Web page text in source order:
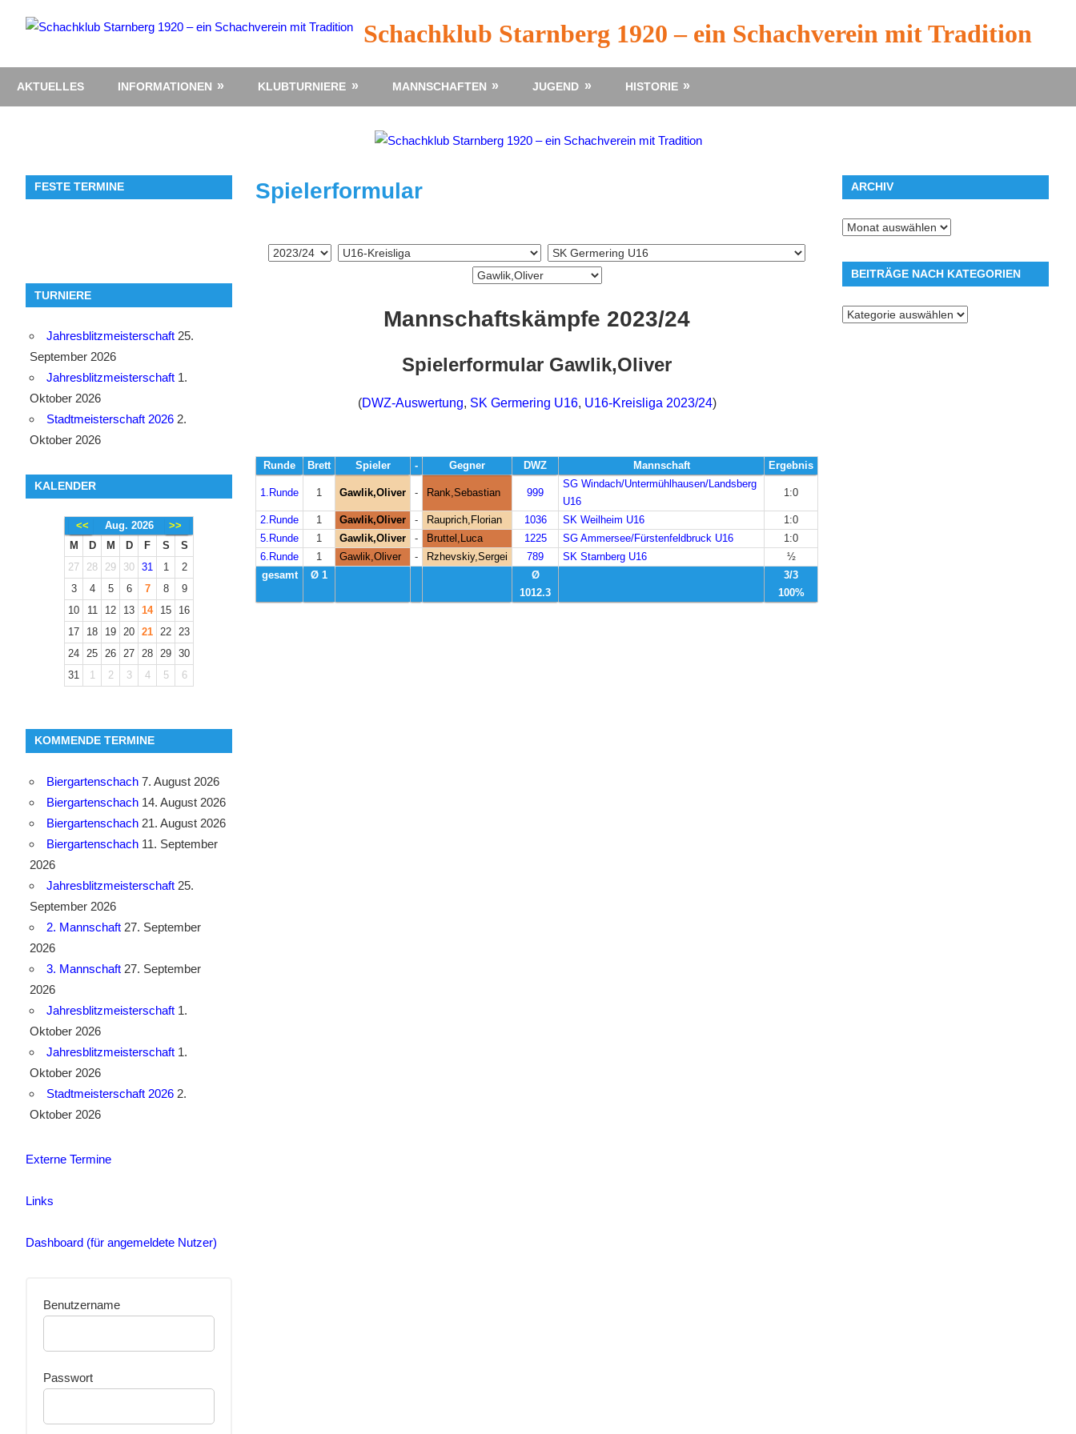
Inhalt
Schachklub Starnberg 1920 – ein Schachverein mit Tradition
AKTUELLES INFORMATIONEN KLUBTURNIERE MANNSCHAFTEN JUGEND HISTORIE
Spielerformular
Mannschaftskämpfe 2023/24
Spielerformular Gawlik,Oliver
(DWZ-Auswertung, SK Germering U16, U16-Kreisliga 2023/24)
Runde Brett Spieler - Gegner DWZ Mannschaft Ergebnis
1.Runde 1 Gawlik,Oliver - Rank,Sebastian 999
SG Windach/Untermühlhausen/Landsberg
U16
1:0
2.Runde 1 Gawlik,Oliver - Rauprich,Florian 1036 SK Weilheim U16
1:0
5.Runde
1 Gawlik,Oliver - Bruttel,Luca 1225 SG Ammersee/Fürstenfeldbruck U16
1:0
6.Runde
1 Gawlik,Oliver - Rzhevskiy,Sergei 789 SK Starnberg U16
½
gesamt
Ø 1
Ø
1012.3
3/3
100%
FESTE TERMINE
TURNIERE
Jahresblitzmeisterschaft25.
September 2026
Jahresblitzmeisterschaft1.
Oktober 2026
Stadtmeisterschaft 20262.
Oktober 2026
KALENDER
<< Aug. 2026
>>
M
D M D F S
S
27
28 29 30 31 1
2
3
4 5 6 7 8
9
10
11 12 13 14 15
16
17
18 19 20 21 22
23
24
25 26 27 28 29
30
31
1 2 3 4 5 6
KOMMENDE TERMINE
Biergartenschach7. August 2026
Biergartenschach14. August 2026
Biergartenschach21. August 2026
Biergartenschach11. September
2026
Jahresblitzmeisterschaft25.
September 2026
2. Mannschaft27. September
2026
3. Mannschaft27. September
2026
Jahresblitzmeisterschaft1.
Oktober 2026
Jahresblitzmeisterschaft1.
Oktober 2026
Stadtmeisterschaft 20262.
Oktober 2026
Externe Termine
Links
Dashboard (für angemeldete Nutzer)
Benutzername
Passwort
ARCHIV
Archiv
BEITRÄGE NACH KATEGORIEN
Beiträge